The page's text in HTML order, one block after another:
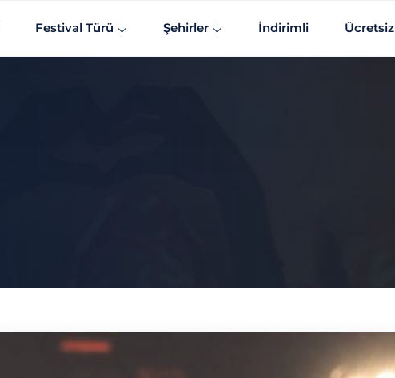
Festival Türü Şehirler İndirimli Ücretsiz